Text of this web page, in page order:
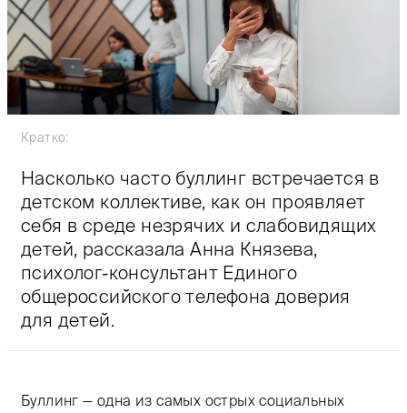
Кратко:
Насколько часто буллинг встречается в
детском коллективе, как он проявляет
себя в среде незрячих и слабовидящих
детей, рассказала Анна Князева,
психолог-консультант Единого
общероссийского телефона доверия
для детей.
Тифлокомментарий: цветная фотография. Светлое
Буллинг — одна из самых острых социальных